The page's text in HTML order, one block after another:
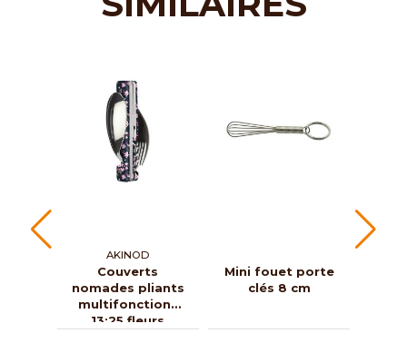
AKINOD
Couverts
nomades pliants
multifonctions
13:25 fleurs
Mini fouet porte
clés 8 cm